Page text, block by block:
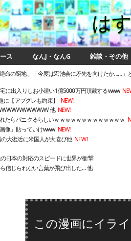
は
ス なんJ・なんG 雑談・その他
命の窮地、「今度は宏池会に矛先を向けたか……」
に出入りしお小遣い1億5000万円頂戴するwww
に【アプグレも約束】
NEW!
他 NEW!
たらパニクるらしいｗｗｗｗｗｗｗｗｗｗｗｗｗ
像」貼っていけwww NEW!
大復活に米国人が大喜び他 NEW!
日本の対応のスピードに世界が衝撃
信じられない言葉が飛び出した… 他
この漫画にイラ